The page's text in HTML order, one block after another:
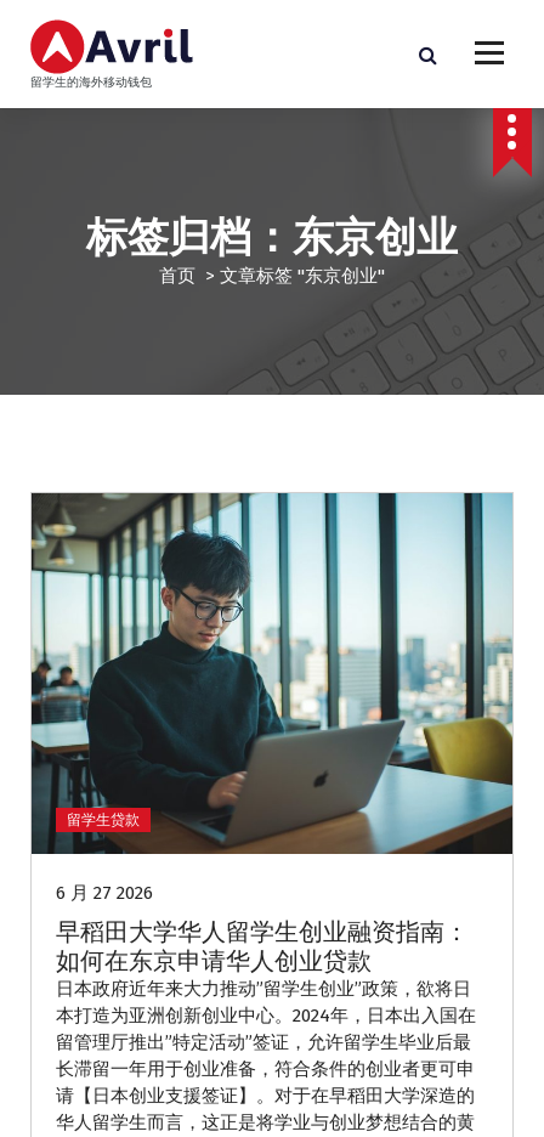
留学生的海外移动钱包
标签归档：东京创业
首页 > 文章标签 "东京创业"
留学生贷款
6 月 27 2026
早稻田大学华人留学生创业融资指南：
如何在东京申请华人创业贷款
日本政府近年来大力推动”留学生创业”政策，欲将日
本打造为亚洲创新创业中心。2024年，日本出入国在
留管理厅推出”特定活动”签证，允许留学生毕业后最
长滞留一年用于创业准备，符合条件的创业者更可申
请【日本创业支援签证】。对于在早稻田大学深造的
华人留学生而言，这正是将学业与创业梦想结合的黄